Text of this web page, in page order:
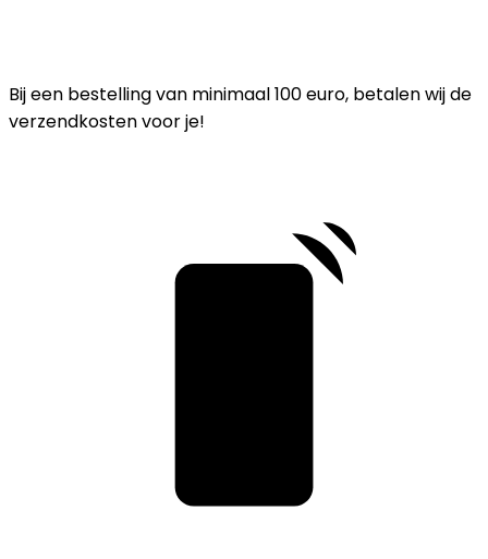
Bij een bestelling van minimaal 100 euro, betalen wij de
verzendkosten voor je!